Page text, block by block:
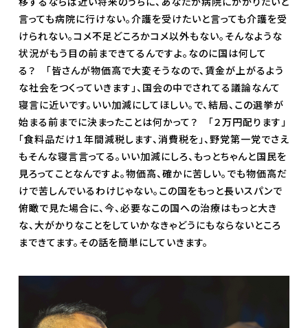
言っても病院に行けない。介護を受けたいと言っても介護を受
けられない。コメ不足どころかコメ以外もない。そんなような
状況がもう目の前まできてるんですよ。なのに国は何して
る？ 「皆さんが物価高で大変そうなので、賃金が上がるよう
な社会をつくっていきます」、国会の中でされてる議論なんて
寝言に近いです。いい加減にしてほしい。で、結局、この選挙が
始まる前までに決まったことは何かって？ 「２万円配ります」
「食料品だけ１年間減税します、消費税を」、野党第一党でさえ
もそんな寝言言ってる。いい加減にしろ、もっとちゃんと国民を
見ろってことなんですよ。物価高、確かに苦しい。でも物価高だ
けで苦しんでいるわけじゃない。この国をもっと長いスパンで
俯瞰で見た場合に、今、必要なこの国への治療はもっと大き
な、大がかりなことをしていかなきゃどうにもならないところ
まできてます。その話を簡単にしていきます。